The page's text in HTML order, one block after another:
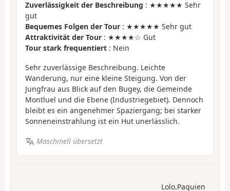
Zuverlässigkeit der Beschreibung : ★★★★★ Sehr
gut
Bequemes Folgen der Tour : ★★★★★ Sehr gut
Attraktivität der Tour : ★★★★☆ Gut
Tour stark frequentiert : Nein
Sehr zuverlässige Beschreibung. Leichte
Wanderung, nur eine kleine Steigung. Von der
Jungfrau aus Blick auf den Bugey, die Gemeinde
Montluel und die Ebene (Industriegebiet). Dennoch
bleibt es ein angenehmer Spaziergang; bei starker
Sonneneinstrahlung ist ein Hut unerlässlich.
Maschinell übersetzt
Lolo.Paquien